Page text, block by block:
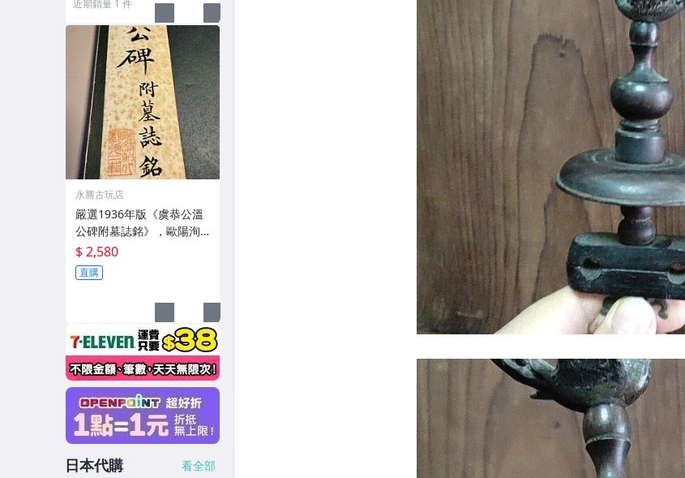
近期銷量 1 件
永勝古玩店
嚴選1936年版《虞恭公溫
公碑附墓誌銘》，歐陽洵
親筆手跡，典藏歷史與書
法珍品 唐史研究 碑刻藝術
田中和市版
$ 2,580
直購
日本代購 看全部